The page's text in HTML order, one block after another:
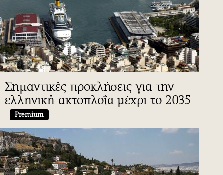
Σημαντικές προκλήσεις για την
ελληνική ακτοπλοΐα μέχρι το 2035
Premium